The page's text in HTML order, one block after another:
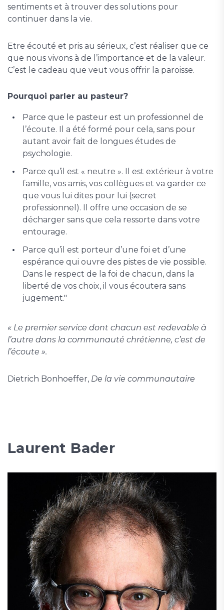
sentiments et à trouver des solutions pour
continuer dans la vie.
Etre écouté et pris au sérieux, c’est réaliser que ce
que nous vivons à de l’importance et de la valeur.
C’est le cadeau que veut vous offrir la paroisse.
Pourquoi parler au pasteur?
Parce que le pasteur est un professionnel de
l’écoute. Il a été formé pour cela, sans pour
autant avoir fait de longues études de
psychologie.
Parce qu’il est « neutre ». Il est extérieur à votre
famille, vos amis, vos collègues et va garder ce
que vous lui dites pour lui (secret
professionnel). Il offre une occasion de se
décharger sans que cela ressorte dans votre
entourage.
Parce qu’il est porteur d’une foi et d’une
espérance qui ouvre des pistes de vie possible.
Dans le respect de la foi de chacun, dans la
liberté de vos choix, il vous écoutera sans
jugement."
« Le premier service dont chacun est redevable à
l’autre dans la communauté chrétienne, c’est de
l’écoute ».
Dietrich Bonhoeffer, De la vie communautaire
Laurent Bader